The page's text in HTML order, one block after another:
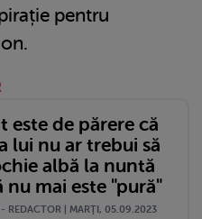
pentru
este de părere că
lui nu ar trebui să
albă la nuntă
nu mai este "pură"
- REDACTOR | MARŢI, 05.09.2023